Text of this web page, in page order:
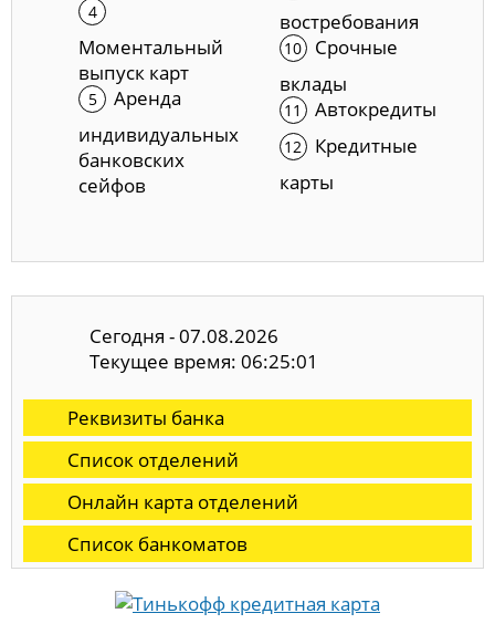
Моментальный
выпуск карт
Аренда
индивидуальных
банковских
сейфов
востребования
Срочные
вклады
Автокредиты
Кредитные
карты
Сегодня - 07.08.2026
Текущее время: 06:25:02
Реквизиты банка
Список отделений
Онлайн карта отделений
Список банкоматов